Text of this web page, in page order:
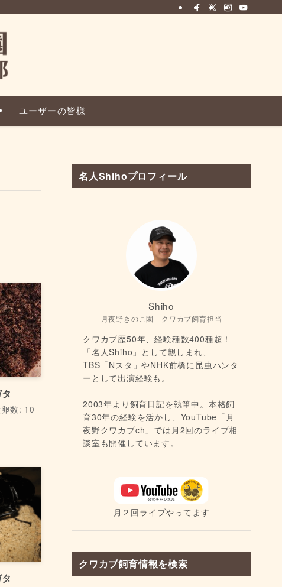
ユーザーの皆様
数: 10
名人Shihoプロフィール
Shiho
月夜野きのこ園 クワカブ飼育担当
クワカブ歴50年、経験種数400種超！
「名人Shiho」として親しまれ、
TBS「Nスタ」やNHK前橋に昆虫ハンタ
ーとして出演経験も。
2003年より飼育日記を執筆中。本格飼
育30年の経験を活かし、YouTube「月
夜野クワカブch」では月2回のライブ相
談室も開催しています。
月２回ライブやってます
クワカブ飼育情報を検索